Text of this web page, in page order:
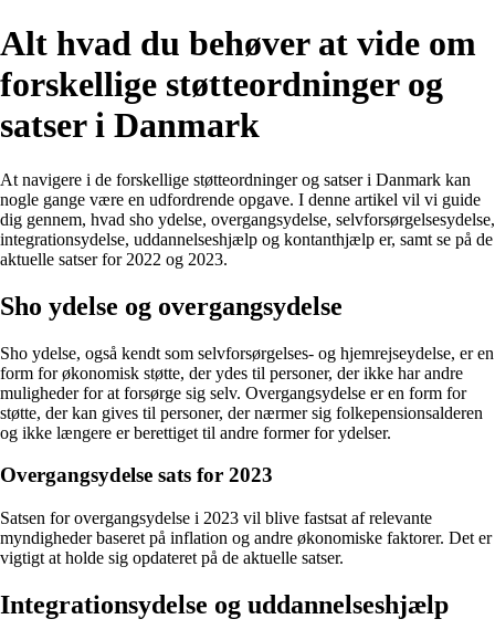
Alt hvad du behøver at vide om
forskellige støtteordninger og
satser i Danmark
At navigere i de forskellige støtteordninger og satser i Danmark kan
nogle gange være en udfordrende opgave. I denne artikel vil vi guide
dig gennem, hvad sho ydelse, overgangsydelse, selvforsørgelsesydelse,
integrationsydelse, uddannelseshjælp og kontanthjælp er, samt se på de
aktuelle satser for 2022 og 2023.
Sho ydelse og overgangsydelse
Sho ydelse, også kendt som selvforsørgelses- og hjemrejseydelse, er en
form for økonomisk støtte, der ydes til personer, der ikke har andre
muligheder for at forsørge sig selv. Overgangsydelse er en form for
støtte, der kan gives til personer, der nærmer sig folkepensionsalderen
og ikke længere er berettiget til andre former for ydelser.
Overgangsydelse sats for 2023
Satsen for overgangsydelse i 2023 vil blive fastsat af relevante
myndigheder baseret på inflation og andre økonomiske faktorer. Det er
vigtigt at holde sig opdateret på de aktuelle satser.
Integrationsydelse og uddannelseshjælp